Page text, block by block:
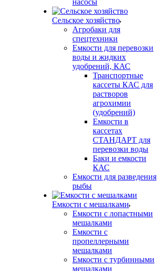
насосы
Сельское хозяйство
Агробаки для
спецтехники
Емкости для перевозки
воды и жидких
удобрений, КАС
Транспортные
кассеты КАС для
растворов
агрохимии
(удобрений)
Емкости в
кассетах
СТАНДАРТ для
перевозки воды
Баки и емкости
КАС
Емкости для разведения
рыбы
Емкости с мешалками
Емкости с лопастными
мешалками
Емкости с
пропеллерными
мешалками
Емкости с турбинными
мешалками